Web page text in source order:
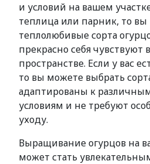
и условий на вашем
теплица или парник, то
теплолюбивые сорта
прекрасно себя чувствуют
пространстве. Если у вас
то вы можете выбрать
адаптированы к
условиям и не требуют
уходу.
Выращивание огурцов на
может стать